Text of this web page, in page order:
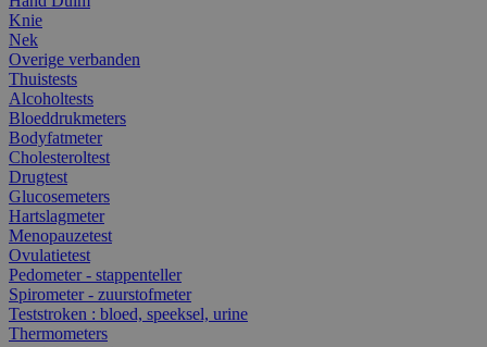
Knie
Nek
Overige verbanden
Thuistests
Alcoholtests
Bloeddrukmeters
Bodyfatmeter
Cholesteroltest
Drugtest
Glucosemeters
Hartslagmeter
Menopauzetest
Ovulatietest
Pedometer - stappenteller
Spirometer - zuurstofmeter
Teststroken : bloed, speeksel, urine
Thermometers